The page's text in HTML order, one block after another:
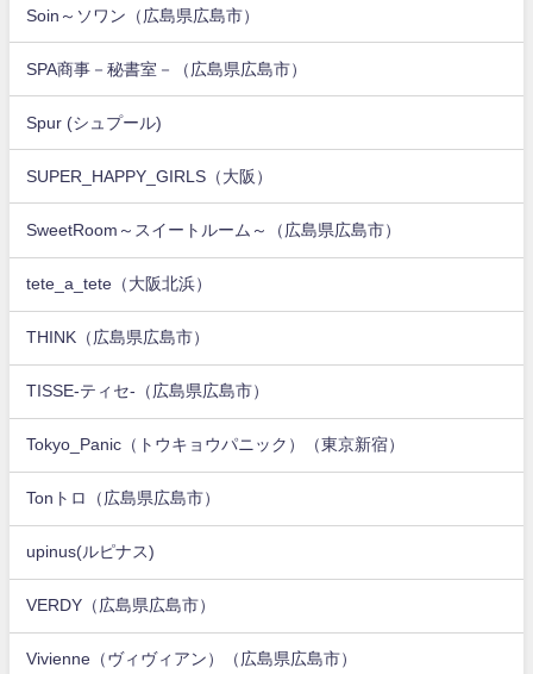
Soin～ソワン（広島県広島市）
SPA商事－秘書室－（広島県広島市）
Spur (シュプール)
SUPER_HAPPY_GIRLS（大阪）
SweetRoom～スイートルーム～（広島県広島市）
tete_a_tete（大阪北浜）
THINK（広島県広島市）
TISSE-ティセ-（広島県広島市）
Tokyo_Panic（トウキョウパニック）（東京新宿）
Tonトロ（広島県広島市）
upinus(ルピナス)
VERDY（広島県広島市）
Vivienne（ヴィヴィアン）（広島県広島市）